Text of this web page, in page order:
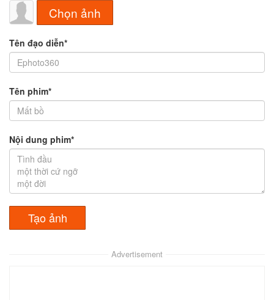
Chọn ảnh
Tên đạo diễn*
Tên phim*
Nội dung phim*
Advertisement